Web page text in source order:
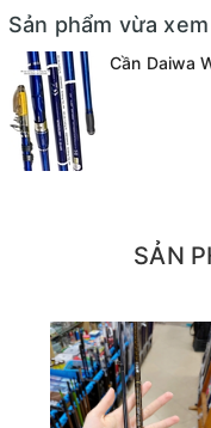
- Khoen: Fuji K ( 5
- Định vị: có
- Thu gọn: 114cm
Sản phẩm vừa xem
Cần Daiwa
SẢN